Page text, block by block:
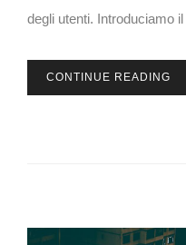
degli utenti. Introduciamo il
CONTINUE READING